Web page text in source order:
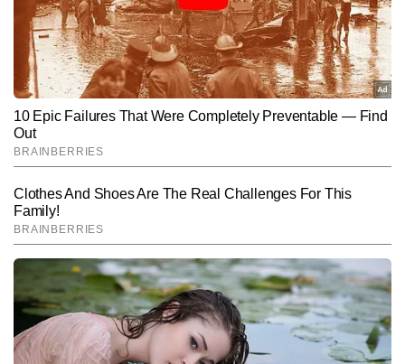
पॉलिटिकल डेवलपमेंट्स, डिप्लोमैटिक घटनाएं और डिफेंस सेक्टर से जुड़े विषयों पर
प्रभावशाली कॉन्टेंट तैयार किया है और अबतक 6 हजार से अधिक आर्टिकल लिख
चुके हैं। विभिन्न टॉपिक्स पर एक्सप्लेनेर, डेटा-आधारित रिपोर्ट्स और विश्लेषणात्मक
कॉपी लिखने में उनकी मजबूत पकड़ है।
Follow Us:
Subscribe to our daily Newsletter!